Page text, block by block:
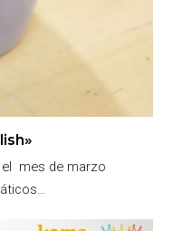
el mes de marzo